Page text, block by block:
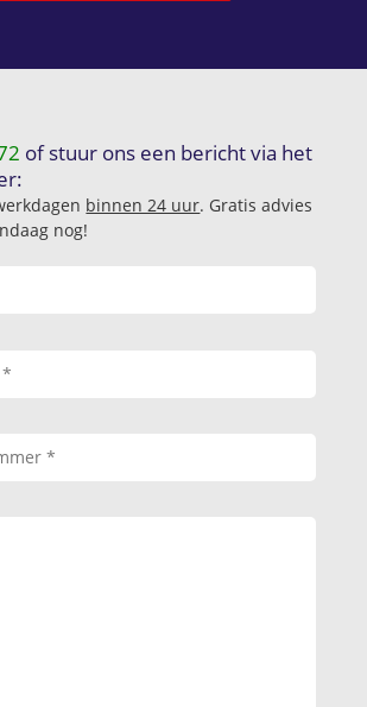
of stuur ons een bericht via het
binnen 24 uur. Gratis advies
nog!